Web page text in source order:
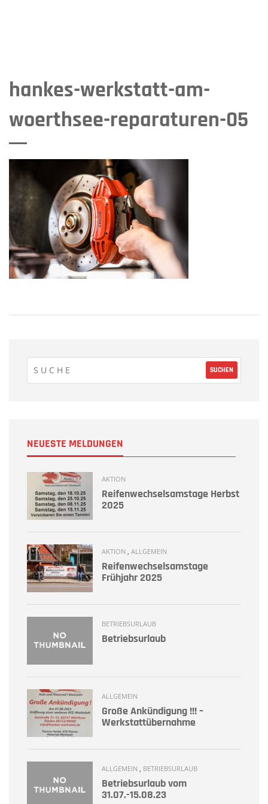
hankes-werkstatt-am-
woerthsee-reparaturen-05
NEUESTE MELDUNGEN
AKTION
Reifenwechselsamstage Herbst
2025
AKTION , ALLGEMEIN
Reifenwechselsamstage
Frühjahr 2025
BETRIEBSURLAUB
Betriebsurlaub
ALLGEMEIN
Große Ankündigung !!! –
Werkstattübernahme
ALLGEMEIN , BETRIEBSURLAUB
Betriebsurlaub vom
31.07.-15.08.23